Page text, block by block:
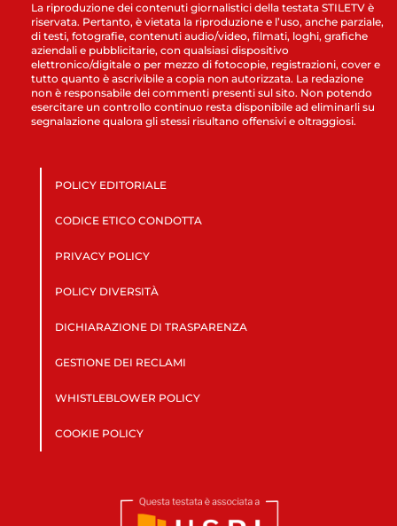
La riproduzione dei contenuti giornalistici della testata STILETV è
riservata. Pertanto, è vietata la riproduzione e l’uso, anche parziale,
di testi, fotografie, contenuti audio/video, filmati, loghi, grafiche
aziendali e pubblicitarie, con qualsiasi dispositivo
elettronico/digitale o per mezzo di fotocopie, registrazioni, cover e
tutto quanto è ascrivibile a copia non autorizzata. La redazione
non è responsabile dei commenti presenti sul sito. Non potendo
esercitare un controllo continuo resta disponibile ad eliminarli su
segnalazione qualora gli stessi risultano offensivi e oltraggiosi.
POLICY EDITORIALE
CODICE ETICO CONDOTTA
PRIVACY POLICY
POLICY DIVERSITÀ
DICHIARAZIONE DI TRASPARENZA
GESTIONE DEI RECLAMI
WHISTLEBLOWER POLICY
COOKIE POLICY